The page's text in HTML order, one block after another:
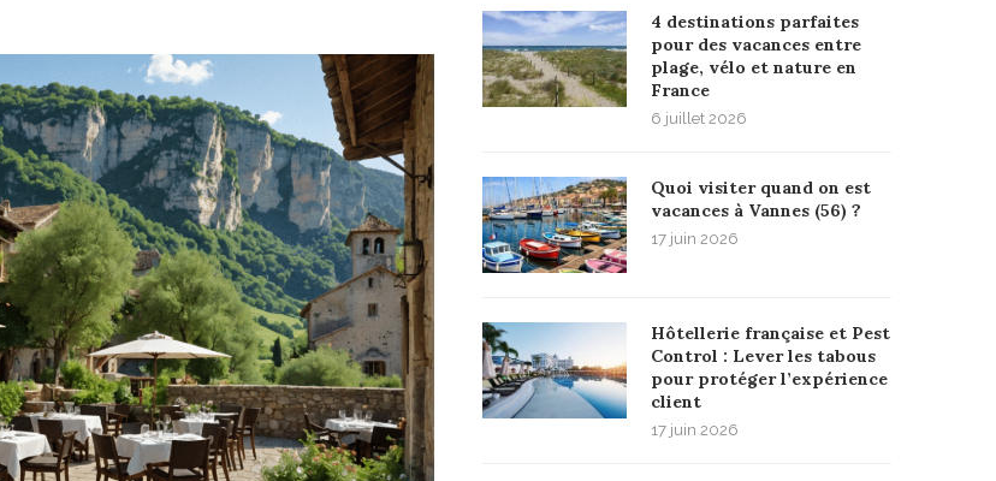
4 destinations parfaites
pour des vacances entre
plage, vélo et nature en
France
6 juillet 2026
Quoi visiter quand on est
vacances à Vannes (56) ?
17 juin 2026
Hôtellerie française et Pest
Control : Lever les tabous
pour protéger l’expérience
client
17 juin 2026